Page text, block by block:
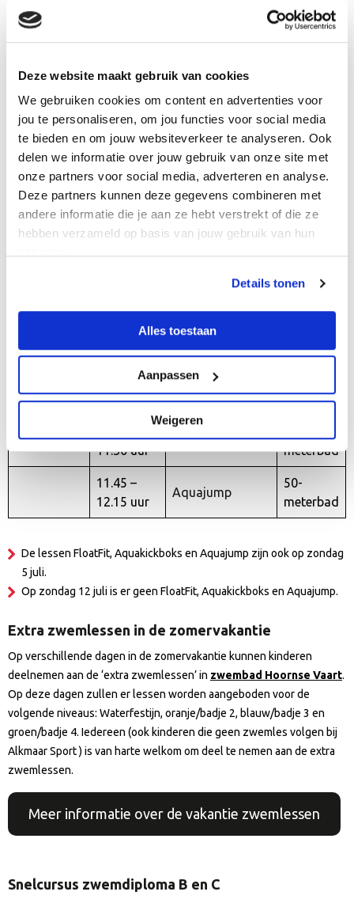
Deze website maakt gebruik van cookies
We gebruiken cookies om content en advertenties voor
jou te personaliseren, om jou functies voor social media
te bieden en om jouw websiteverkeer te analyseren. Ook
delen we informatie over jouw gebruik van onze site met
onze partners voor social media, adverteren en analyse.
Deze partners kunnen deze gegevens combineren met
andere informatie die je aan ze hebt verstrekt of die ze
hebben verzameld op basis van jouw gebruik van hun
Details tonen
Alles toestaan
Aanpassen
Weigeren
Woensdag
08.15 uur
25-
meterbad
08.15 –
Slag- en
Donderdag
09.00 –
09.45 uur
Slag- en
conditietraining
25-
meterbad
09.45 –
10.30 uur
Aquajogging
25-
meterbad
11.00 –
11.45 uur
AquaFit
50-
Aquarobics
10.45 uur
Aquajogging
meterbad
Zondag
10.30 uur
FloatFit
meterbad
11.30 uur
Aquakickboks
meterbad
11.45 –
12.15 uur
Aquajump
50-
meterbad
De lessen FloatFit, Aquakickboks en Aquajump zijn ook op zondag
5 juli.
Op zondag 12 juli is er geen FloatFit, Aquakickboks en Aquajump.
Extra zwemlessen in de zomervakantie
Op verschillende dagen in de zomervakantie kunnen kinderen
deelnemen aan de ‘extra zwemlessen’ in zwembad Hoornse Vaart.
Op deze dagen zullen er lessen worden aangeboden voor de
volgende niveaus: Waterfestijn, oranje/badje 2, blauw/badje 3 en
groen/badje 4. Iedereen (ook kinderen die geen zwemles volgen bij
Alkmaar Sport ) is van harte welkom om deel te nemen aan de extra
zwemlessen.
Meer informatie over de vakantie zwemlessen
Snelcursus zwemdiploma B en C